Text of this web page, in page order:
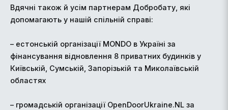
Вдячні також й усім партнерам Добробату, які
допомагають у нашій спільній справі:
– естонській організації MONDO в Україні за
фінансування відновлення 8 приватних будинків у
Київській, Сумській, Запорізькій та Миколаївській
областях
– громадській організації OpenDoorUkraine.NL за